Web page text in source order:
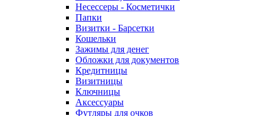
Несессеры - Косметички
Папки
Визитки - Барсетки
Кошельки
Зажимы для денег
Обложки для документов
Кредитницы
Визитницы
Ключницы
Аксессуары
Футляры для очков